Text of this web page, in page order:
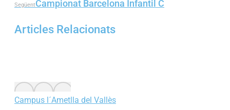
SegüentNext
Campionat Barcelona Infantil C
Articles Relacionats
Campus l´Ametlla del Vallès